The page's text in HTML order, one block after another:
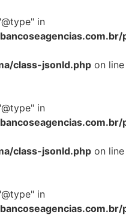
in
class-jsonld.php on line
in
class-jsonld.php on line
in